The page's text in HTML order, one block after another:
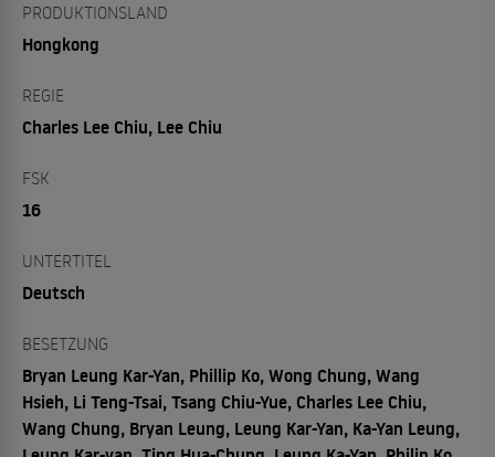
PRODUKTIONSLAND
Hongkong
REGIE
Charles Lee Chiu, Lee Chiu
FSK
16
UNTERTITEL
Deutsch
BESETZUNG
Bryan Leung Kar-Yan, Phillip Ko, Wong Chung, Wang
Hsieh, Li Teng-Tsai, Tsang Chiu-Yue, Charles Lee Chiu,
Wang Chung, Bryan Leung, Leung Kar-Yan, Ka-Yan Leung,